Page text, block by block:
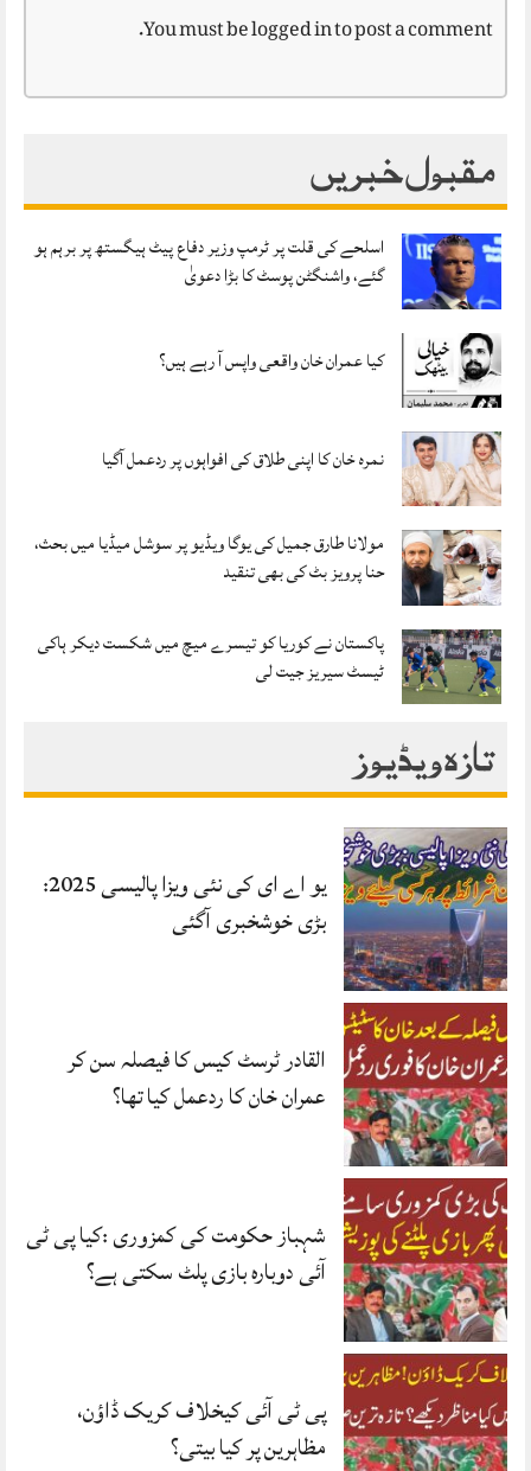
You must belogged into post a comment.
مقبول خبریں
اسلحے کی قلت پر ٹرمپ وزیر دفاع پیٹ ہیگستھ پر برہم ہو
گئے، واشنگٹن پوسٹ کا بڑا دعویٰ
کیا عمران خان واقعی واپس آ رہے ہیں؟
نمرہ خان کا اپنی طلاق کی افواہوں پر ردعمل آگیا
مولانا طارق جمیل کی یوگا ویڈیو پر سوشل میڈیا میں بحث،
حنا پرویز بٹ کی بھی تنقید
پاکستان نے کوریا کو تیسرے میچ میں شکست دیکر ہاکی
ٹیسٹ سیریز جیت لی
تازہ ویڈیوز
یو اے ای کی نئی ویزا پالیسی 2025:
بڑی خوشخبری آگئی
القادر ٹرسٹ کیس کا فیصلہ سن کر
عمران خان کا ردعمل کیا تھا؟
شہباز حکومت کی کمزوری :کیا پی ٹی
آئی دوبارہ بازی پلٹ سکتی ہے؟
پی ٹی آئی کیخلاف کریک ڈاؤن،
مظاہرین پر کیا بیتی؟